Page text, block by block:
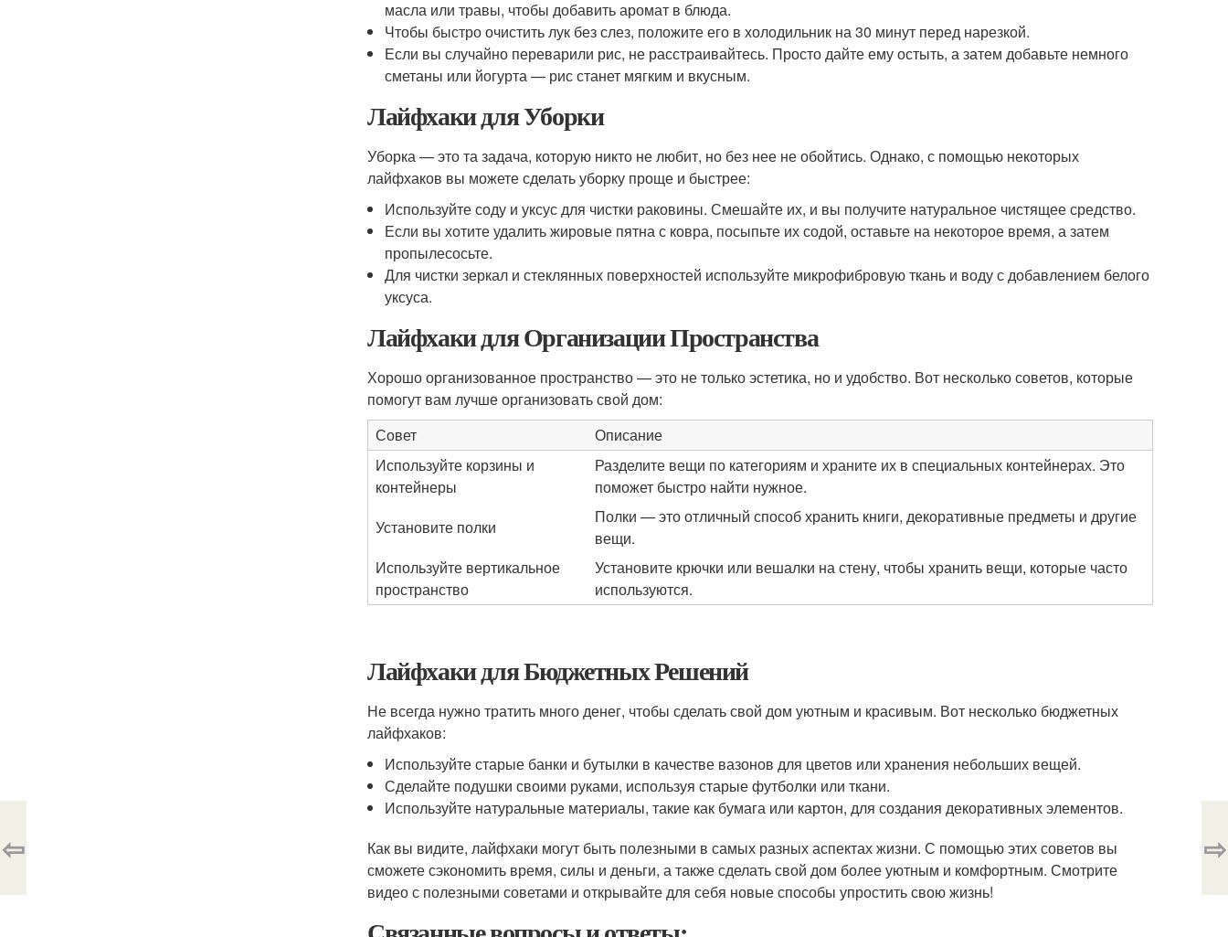
масла или травы, чтобы добавить аромат в блюда.
Чтобы быстро очистить лук без слез, положите его в холодильник на 30 минут перед нарезкой.
Если вы случайно переварили рис, не расстраивайтесь. Просто дайте ему остыть, а затем добавьте немного
сметаны или йогурта — рис станет мягким и вкусным.
Лайфхаки для Уборки
Уборка — это та задача, которую никто не любит, но без нее не обойтись. Однако, с помощью некоторых
лайфхаков вы можете сделать уборку проще и быстрее:
Используйте соду и уксус для чистки раковины. Смешайте их, и вы получите натуральное чистящее средство.
Если вы хотите удалить жировые пятна с ковра, посыпьте их содой, оставьте на некоторое время, а затем
пропылесосьте.
Для чистки зеркал и стеклянных поверхностей используйте микрофибровую ткань и воду с добавлением белого
уксуса.
Лайфхаки для Организации Пространства
Хорошо организованное пространство — это не только эстетика, но и удобство. Вот несколько советов, которые
помогут вам лучше организовать свой дом:
Совет
Описание
Используйте корзины и
контейнеры
Разделите вещи по категориям и храните их в специальных контейнерах. Это
поможет быстро найти нужное.
Установите полки
Полки — это отличный способ хранить книги, декоративные предметы и другие
вещи.
Используйте вертикальное
пространство
Установите крючки или вешалки на стену, чтобы хранить вещи, которые часто
используются.
Лайфхаки для Бюджетных Решений
Не всегда нужно тратить много денег, чтобы сделать свой дом уютным и красивым. Вот несколько бюджетных
лайфхаков:
Используйте старые банки и бутылки в качестве вазонов для цветов или хранения небольших вещей.
Сделайте подушки своими руками, используя старые футболки или ткани.
Используйте натуральные материалы, такие как бумага или картон, для создания декоративных элементов.
Как вы видите, лайфхаки могут быть полезными в самых разных аспектах жизни. С помощью этих советов вы
сможете сэкономить время, силы и деньги, а также сделать свой дом более уютным и комфортным. Смотрите
видео с полезными советами и открывайте для себя новые способы упростить свою жизнь!
⇦ ⇨